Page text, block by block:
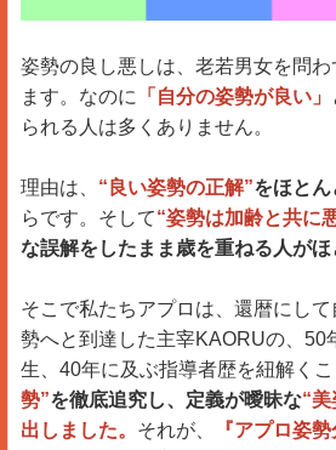
姿勢の良し悪しは、老若男女を問わ
ます。なのに
「自分の姿勢が良い」
られる人は多くありません。
理由は、 “良い姿勢の正解”をほと
らです。そして“姿勢は加齢と共に
な誤解をしたまま歳を重ねる人がほ
そこで私たちアプロは、還暦にし
勢へと到達した主宰KAORUの、50
生、40年に及ぶ指導者歴を紐解くこ
勢”を徹底追究し、定義が曖昧な“
出しました。 それが、 『アプロ姿勢